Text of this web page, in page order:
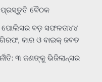
ପ୍ରସ୍ତୁତି ବୈଠକ
ବଡ଼ ସଫଳତା୪୪
କାର ଓ ବାଇକ୍ ଜବତ
୩ ଜଣଙ୍କୁ ଭିଜିଲାନ୍ସର